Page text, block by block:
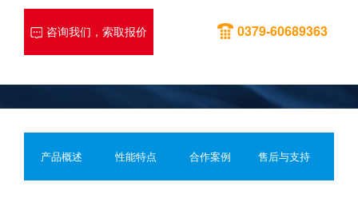
的可靠处理。4.炉门锁紧方式：自动锁紧+手动锁紧。5.设有多
重安全防护措施，通过温度、压力计、安全阀等装置和连锁保
保障设备和人员安全。性能参数额定温度： 氮气或氩气气氛
下： 1800℃常用温度：1600℃卧式结构，均温区尺寸：
2200mm（L）×1550mm（W）×1500mm（H）；立式结构：
φ1800*2200；也可按用户要求设计；额定加热功率：450～
咨询我们，索取报价 0379-60689363
产品概述 性能特点 合作案例 售后与支持